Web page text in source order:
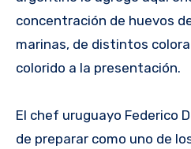
concentración de huevos
marinas, de distintos
colorido a la presentación.
El chef uruguayo Federico
de preparar como uno de